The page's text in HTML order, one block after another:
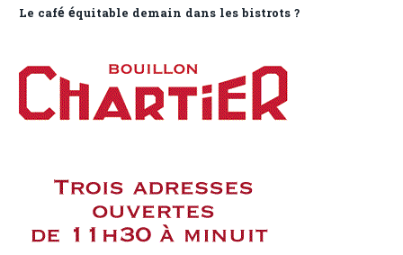
Le café équitable demain dans les bistrots ?